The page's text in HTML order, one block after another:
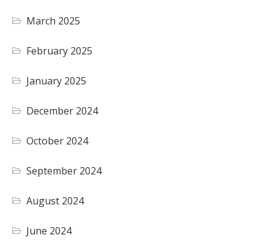
March 2025
February 2025
January 2025
December 2024
October 2024
September 2024
August 2024
June 2024